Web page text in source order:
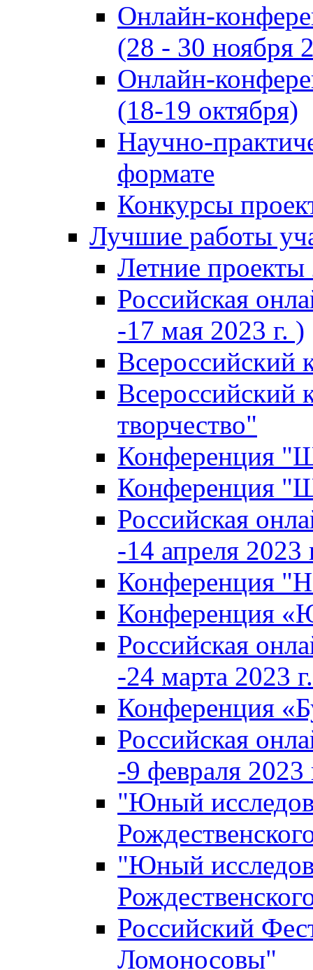
Онлайн-
(28 - 30 ноября
Онлайн-
(18-19 октября)
Научно-
формате
Конкурсы
Лучшие работы
Летние проекты
Российская
-17 мая 2023 г. )
Всероссийский
Всероссийский
творчество"
Конференция
Конференция
Российская
-14 апреля 2023
Конференция
Конференция
Российская
-24 марта 2023
Конференция
Российская
-9 февраля 2023
"Юный
"Юный
Российский
Ломоносовы"